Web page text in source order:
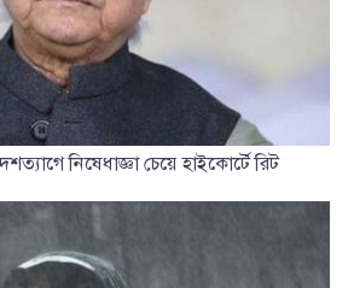
নিষেধাজ্ঞা চেয়ে হাইকোর্টে রিট